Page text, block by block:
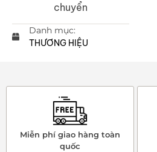
chuyển
Danh mục:
THƯƠNG HIỆU
Miễn phí giao hàng toàn
quốc